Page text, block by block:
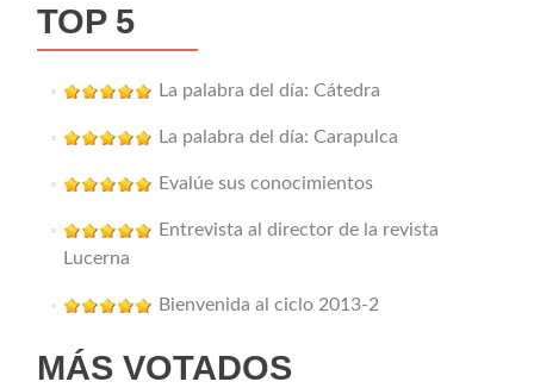
TOP 5
La palabra del día: Cátedra
La palabra del día: Carapulca
Evalúe sus conocimientos
Entrevista al director de la revista
Lucerna
Bienvenida al ciclo 2013-2
MÁS VOTADOS